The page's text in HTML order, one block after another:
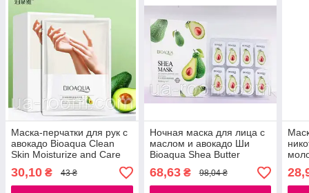
Маска-перчатки для рук с
авокадо Bioaqua Clean
Skin Moisturize and Care
Skin, 35 г.
30,10 ₴ 43 ₴
Ночная маска для лица с
маслом и авокадо Ши
Bioaqua Shea Butter
Beauty Sleep Mask, 8*5г.
68,63₴ 98,04 ₴
г.